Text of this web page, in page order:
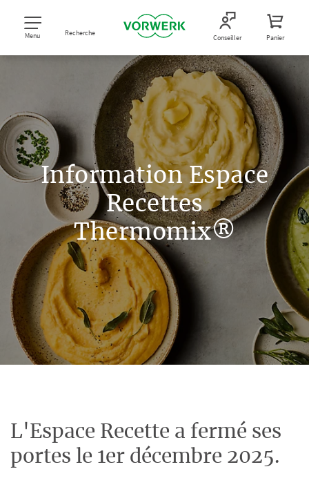
Menu Recherche Conseiller Panier
Information Espace
Recettes
Thermomix®
L'Espace Recette a fermé ses
portes le 1er décembre 2025.